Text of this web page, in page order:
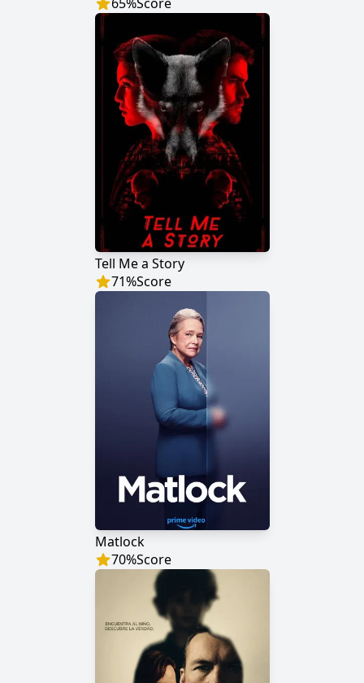
Tell Me a Story
71%Score
Matlock
70%Score